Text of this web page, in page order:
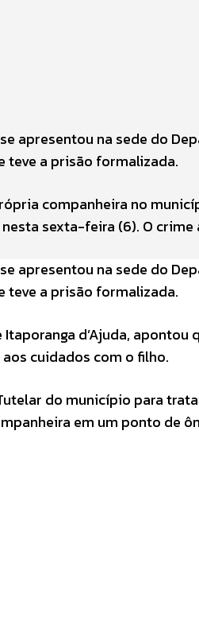
apresentou na sede do
teve a prisão formalizada.
companheira no
sexta-feira (6). O
apresentou na sede do
teve a prisão formalizada.
d’Ajuda,
cuidados com o filho.
do município para
em um ponto de